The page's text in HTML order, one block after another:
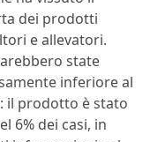
dei prodotti
e allevatori.
state
inferiore al
il prodotto è stato
6% dei casi, in